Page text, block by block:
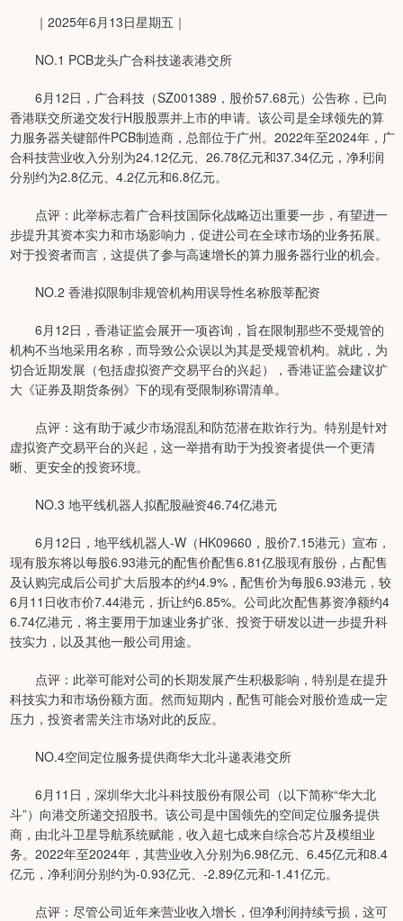
｜2025年6月13日星期五｜
NO.1 PCB龙头广合科技递表港交所
6月12日，广合科技（SZ001389，股价57.68元）公告称，已向
香港联交所递交发行H股股票并上市的申请。该公司是全球领先的算
力服务器关键部件PCB制造商，总部位于广州。2022年至2024年，广
合科技营业收入分别为24.12亿元、26.78亿元和37.34亿元，净利润
分别约为2.8亿元、4.2亿元和6.8亿元。
点评：此举标志着广合科技国际化战略迈出重要一步，有望进一
步提升其资本实力和市场影响力，促进公司在全球市场的业务拓展。
对于投资者而言，这提供了参与高速增长的算力服务器行业的机会。
NO.2 香港拟限制非规管机构用误导性名称股莘配资
6月12日，香港证监会展开一项咨询，旨在限制那些不受规管的
机构不当地采用名称，而导致公众误以为其是受规管机构。就此，为
切合近期发展（包括虚拟资产交易平台的兴起），香港证监会建议扩
大《证券及期货条例》下的现有受限制称谓清单。
点评：这有助于减少市场混乱和防范潜在欺诈行为。特别是针对
虚拟资产交易平台的兴起，这一举措有助于为投资者提供一个更清
晰、更安全的投资环境。
NO.3 地平线机器人拟配股融资46.74亿港元
6月12日，地平线机器人-W（HK09660，股价7.15港元）宣布，
现有股东将以每股6.93港元的配售价配售6.81亿股现有股份，占配售
及认购完成后公司扩大后股本的约4.9%，配售价为每股6.93港元，较
6月11日收市价7.44港元，折让约6.85%。公司此次配售募资净额约4
6.74亿港元，将主要用于加速业务扩张、投资于研发以进一步提升科
技实力，以及其他一般公司用途。
点评：此举可能对公司的长期发展产生积极影响，特别是在提升
科技实力和市场份额方面。然而短期内，配售可能会对股价造成一定
压力，投资者需关注市场对此的反应。
NO.4空间定位服务提供商华大北斗递表港交所
6月11日，深圳华大北斗科技股份有限公司（以下简称“华大北
斗”）向港交所递交招股书。该公司是中国领先的空间定位服务提供
商，由北斗卫星导航系统赋能，收入超七成来自综合芯片及模组业
务。2022年至2024年，其营业收入分别为6.98亿元、6.45亿元和8.4
亿元，净利润分别约为-0.93亿元、-2.89亿元和-1.41亿元。
点评：尽管公司近年来营业收入增长，但净利润持续亏损，这可